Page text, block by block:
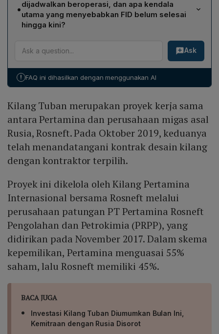
penyusunan struktur keuangan yang mencakup
pencarian sumber pendanaan yang memadai.
Ketiganya harus final sebelum FID dapat ditetapkan.
didirikan pada November 2017. Dalam skema
kepemilikannya, Pertamina memegang 55% saham,
memiliki 45%. Pertamina berperan sebagai pemilik
mayoritas dan koordinator utama operasional di
keahlian teknik, serta sebagian investasi untuk
pengembangan kilang tersebut.
•dijadwalkan beroperasi, dan apa kendala
utama yang menyebabkan FID belum selesai
hingga kini?
Proyek Kilang Tuban awalnya ditargetkan mulai
beroperasi pada tahun 2025. Kendala utama yang
menunda final investment decision (FID) adalah belum
lelang, perhitungan kembali penawaran‑permintaan
kebutuhan bahan bakar fosil, serta penyusunan skema
pembiayaan yang memadai. Sampai saat ini, proses
pembersihan lahan dan tahap FEED sudah selesai,
namun ketiga aspek tersebut masih berada dalam
tahap penyelesaian.
Ask
! FAQ ini dihasilkan dengan menggunakan AI
Kilang Tuban merupakan proyek kerja sama
antara Pertamina dan perusahaan migas asal
Rusia, Rosneft. Pada Oktober 2019, keduanya
telah menandatangani kontrak desain kilang
dengan kontraktor terpilih.
Proyek ini dikelola oleh Kilang Pertamina
Internasional bersama Rosneft melalui
perusahaan patungan PT Pertamina Rosneft
Pengolahan dan Petrokimia (PRPP), yang
didirikan pada November 2017. Dalam skema
kepemilikan, Pertamina menguasai 55%
saham, lalu Rosneft memiliki 45%.
BACA JUGA
Investasi Kilang Tuban Diumumkan Bulan Ini,
Kemitraan dengan Rusia Disorot